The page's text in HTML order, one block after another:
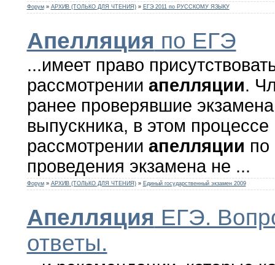
Форум » АРХИВ (ТОЛЬКО ДЛЯ ЧТЕНИЯ) » ЕГЭ 2011 по РУССКОМУ ЯЗЫКУ
Апелляция по ЕГЭ
...имеет право
рассмотрении апелляции.
ранее проверявшие
выпускника, в этом процессе
рассмотрении апелляции по
проведения экзамена не ...
Форум » АРХИВ (ТОЛЬКО ДЛЯ ЧТЕНИЯ) » Единый государственный экзамен 2009
Апелляция ЕГЭ.
ответы.